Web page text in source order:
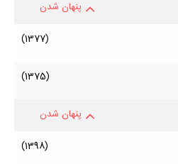
پنهان شدن
(1377)
(1375)
پنهان شدن
(1398)